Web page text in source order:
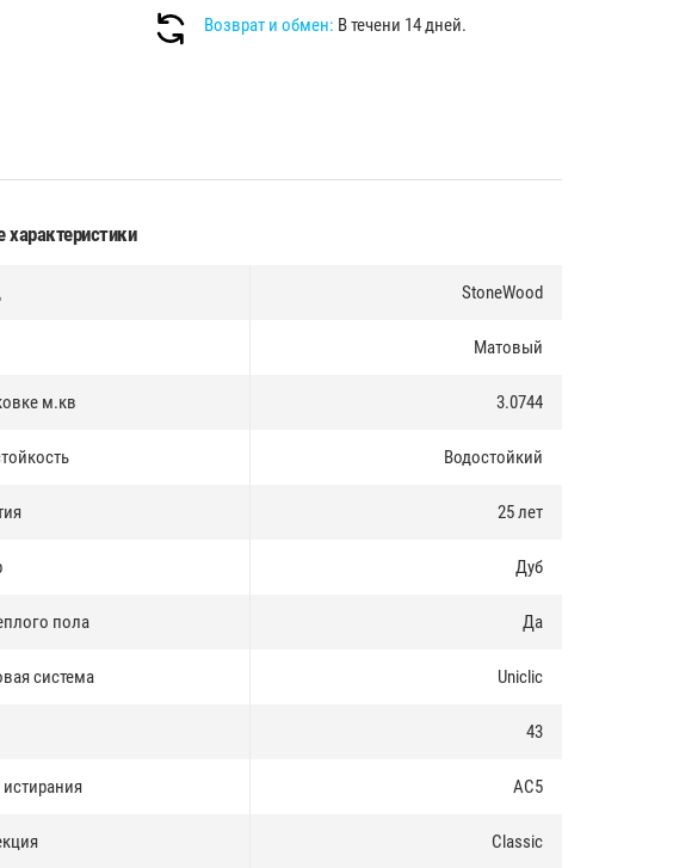
Возврат и обмен: В течени 14 дней.
характеристики
StoneWood
Матовый
м.кв 3.0744
Водостойкий
25 лет
Дуб
пола Да
система Uniclic
43
истирания AC5
Classic